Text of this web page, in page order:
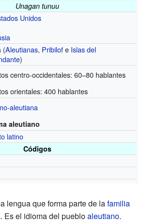
Unagan tunuu
Unidos
(Aleutianas, Pribilofe Islas del
)
centro-occidentales: 60–80 hablantes
orientales: 400 hablantes
aleutiana
aleutiano
latino
Códigos
lengua que forma parte de lafamilia
. Es el idioma del puebloaleutiano.